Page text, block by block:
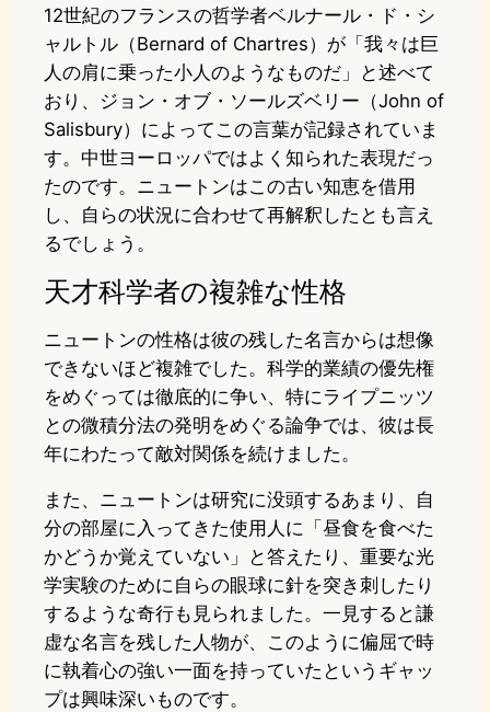
12世紀のフランスの哲学者ベルナール・ド・シ
ャルトル（Bernard of Chartres）が「我々は巨
人の肩に乗った小人のようなものだ」と述べて
おり、ジョン・オブ・ソールズベリー（John of
Salisbury）によってこの言葉が記録されていま
す。中世ヨーロッパではよく知られた表現だっ
たのです。ニュートンはこの古い知恵を借用
し、自らの状況に合わせて再解釈したとも言え
るでしょう。
天才科学者の複雑な性格
ニュートンの性格は彼の残した名言からは想像
できないほど複雑でした。科学的業績の優先権
をめぐっては徹底的に争い、特にライプニッツ
との微積分法の発明をめぐる論争では、彼は長
年にわたって敵対関係を続けました。
また、ニュートンは研究に没頭するあまり、自
分の部屋に入ってきた使用人に「昼食を食べた
かどうか覚えていない」と答えたり、重要な光
学実験のために自らの眼球に針を突き刺したり
するような奇行も見られました。一見すると謙
虚な名言を残した人物が、このように偏屈で時
に執着心の強い一面を持っていたというギャッ
プは興味深いものです。